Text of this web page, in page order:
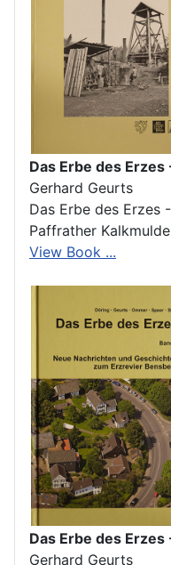
Das Erbe des Erzes
Gerhard Geurts
Das Erbe des Erzes
Paffrather Kalkmulde
View Book ...
Das Erbe des Erzes
Gerhard Geurts